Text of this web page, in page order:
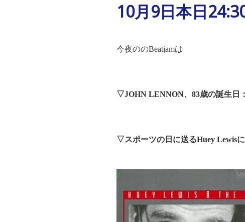
10月9日本日
今夜ののBeatjamは
▽JOHN LENNON、 83歳の誕生日：
▽スポーツの日に送るHuey Lewis